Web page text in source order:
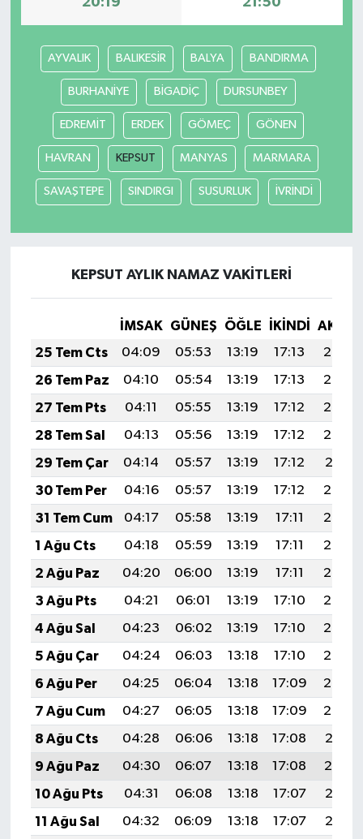
AYVALIK BALIKESİR BALYA BANDIRMA
BURHANİYE BİGADİÇ DURSUNBEY
EDREMİT ERDEK GÖMEÇ GÖNEN
HAVRAN KEPSUT MANYAS MARMARA
SAVAŞTEPE SINDIRGI SUSURLUK İVRİNDİ
KEPSUT AYLIK NAMAZ VAKITLERI
İMSAK GÜNEŞ ÖĞLE İKINDI
25 Tem Cts
04:09 05:53 13:19 17:13
20:35
26 Tem Paz
04:10 05:54 13:19 17:13
20:34
27 Tem Pts
04:11 05:55 13:19 17:12
20:33
28 Tem Sal
04:13 05:56 13:19 17:12
20:32
29 Tem Çar
04:14 05:57 13:19 17:12
20:31
30 Tem Per
04:16 05:57 13:19 17:12
20:30
31 Tem Cum
04:17 05:58 13:19 17:11
20:29
1 Ağu Cts
04:18 05:59 13:19 17:11
20:28
2 Ağu Paz
04:20 06:00 13:19 17:11
20:27
3 Ağu Pts
04:21 06:01 13:19 17:10
20:26
4 Ağu Sal
04:23 06:02 13:19 17:10
20:25
5 Ağu Çar
04:24 06:03 13:18 17:10
20:24
6 Ağu Per
04:25 06:04 13:18 17:09
20:23
7 Ağu Cum
04:27 06:05 13:18 17:09
20:22
8 Ağu Cts
04:28 06:06 13:18 17:08
20:21
9 Ağu Paz
04:30 06:07 13:18 17:08
20:19
10 Ağu Pts
04:31 06:08 13:18 17:07
20:18
11 Ağu Sal
04:32 06:09 13:18 17:07
20:17